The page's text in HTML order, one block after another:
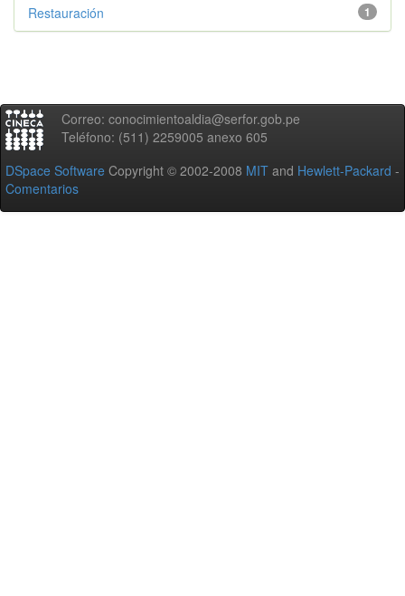
1
Restauración
Correo: conocimientoaldia@serfor.gob.pe
Teléfono: (511) 2259005 anexo 605
DSpace Software Copyright © 2002-2008 MIT and Hewlett-Packard -
Comentarios